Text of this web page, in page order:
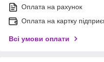
Оплата на рахунок
Оплата на картку
Всі умови оплати